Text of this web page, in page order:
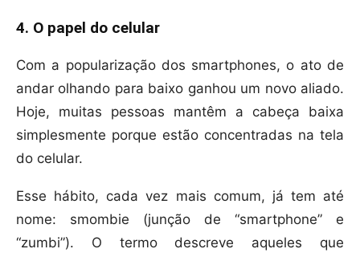
4. O papel do celular
Com a popularização dos smartphones, o ato de
andar olhando para baixo ganhou um novo aliado.
Hoje, muitas pessoas mantêm a cabeça baixa
simplesmente porque estão concentradas na tela
do celular.
Esse hábito, cada vez mais comum, já tem até
nome: smombie (junção de “smartphone” e
“zumbi”). O termo descreve aqueles que